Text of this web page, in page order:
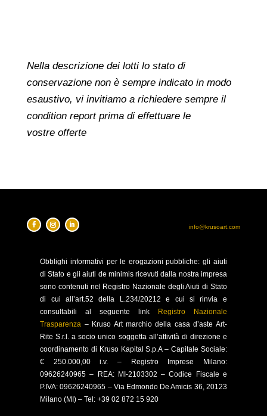
Nella descrizione dei lotti lo stato di
conservazione non è sempre indicato in modo
esaustivo, vi invitiamo a richiedere sempre il
condition report prima di effettuare le
vostre offerte
info@krusoart.com
Obblighi informativi per le erogazioni pubbliche: gli aiuti
di Stato e gli aiuti de minimis ricevuti dalla nostra impresa
sono contenuti nel Registro Nazionale degli Aiuti di Stato
di cui all’art.52 della L.234/20212 e cui si rinvia e
consultabili al seguente link Registro Nazionale
Trasparenza – Kruso Art marchio della casa d’aste Art-
Rite S.r.l. a socio unico soggetta all’attività di direzione e
coordinamento di Kruso Kapital S.p.A – Capitale Sociale:
€ 250.000,00 i.v. – Registro Imprese Milano:
09626240965 – REA: MI-2103302 – Codice Fiscale e
P.IVA: 09626240965 – Via Edmondo De Amicis 36, 20123
Milano (MI) – Tel: +39 02 872 15 920